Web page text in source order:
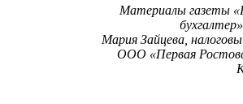
Материалы газеты
бухгалтер»
Мария Зайцева,
ООО «Первая